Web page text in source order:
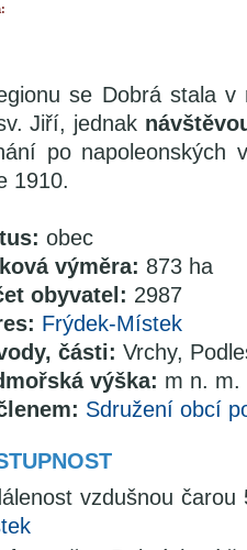
se Dobrá stala v
Jiří, jednak
po napoleonských
1910.
obec
výměra: 873 ha
obyvatel: 2987
Frýdek-Místek
části: Vrchy,
výška: m n. m.
Sdružení obcí
vzdušnou